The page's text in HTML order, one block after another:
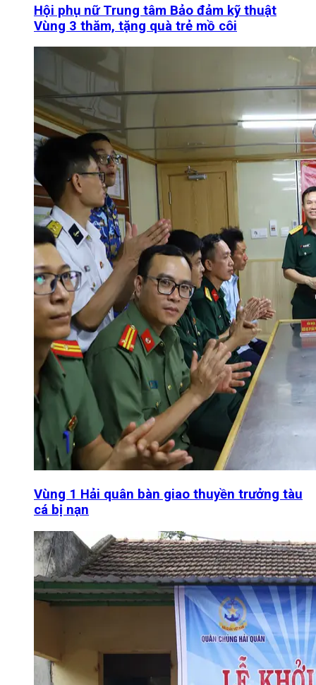
Hội phụ nữ Trung tâm Bảo đảm kỹ thuật
Vùng 3 thăm, tặng quà trẻ mồ côi
Vùng 1 Hải quân bàn giao thuyền trưởng tàu
cá bị nạn